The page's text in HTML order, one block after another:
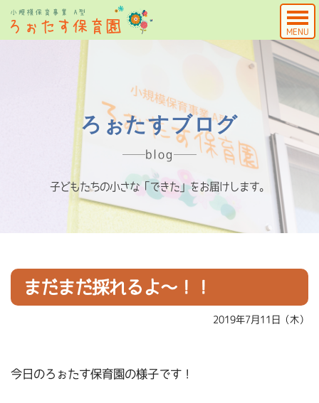
MENU
ろぉたすブログ
blog
子どもたちの小さな「できた」をお届けします。
まだまだ採れるよ～！！
2019年7月11日（木）
今日のろぉたす保育園の様子です！